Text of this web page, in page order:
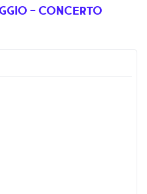
- CONCERTO